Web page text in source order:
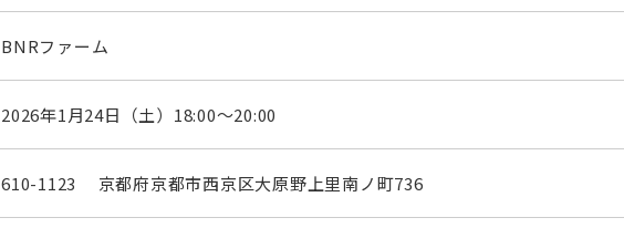
BNRファーム
2026年1月24日（土）18:00～20:00
610-1123 京都府京都市西京区大原野上里南ノ町736